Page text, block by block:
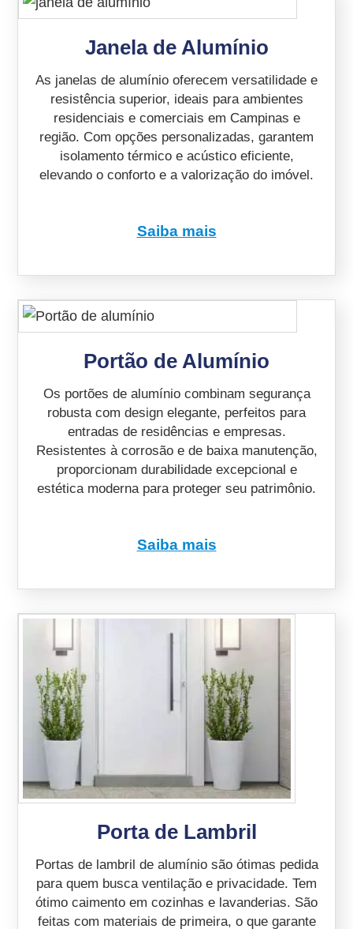
Janela de Alumínio
As janelas de alumínio oferecem versatilidade e
resistência superior, ideais para ambientes
residenciais e comerciais em Campinas e
região. Com opções personalizadas, garantem
isolamento térmico e acústico eficiente,
elevando o conforto e a valorização do imóvel.
Saiba mais
Portão de Alumínio
Os portões de alumínio combinam segurança
robusta com design elegante, perfeitos para
entradas de residências e empresas.
Resistentes à corrosão e de baixa manutenção,
proporcionam durabilidade excepcional e
estética moderna para proteger seu patrimônio.
Saiba mais
Porta de Lambril
Portas de lambril de alumínio são ótimas pedida
para quem busca ventilação e privacidade. Tem
ótimo caimento em cozinhas e lavanderias. São
feitas com materiais de primeira, o que garante